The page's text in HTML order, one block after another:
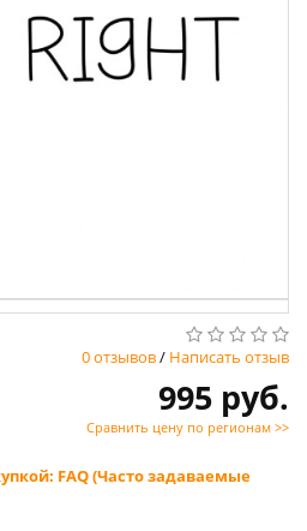
0 отзывов/ Написать отзыв
995 руб.
Сравнить цену по регионам >>
FAQ (Часто задаваемые